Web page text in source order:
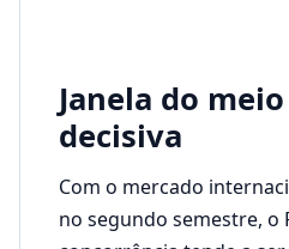
Janela do
decisiva
Com o mercado
no segundo semestre, o